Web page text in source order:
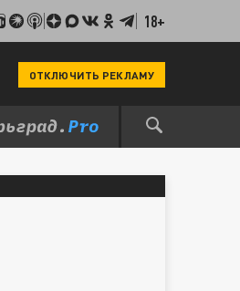
18+
ОТКЛЮЧИТЬ РЕКЛАМУ